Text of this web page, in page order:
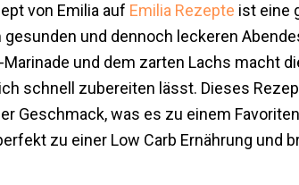
von Emilia auf Emilia Rezepte ist eine
und dennoch leckeren
und dem zarten Lachs macht
schnell zubereiten lässt. Dieses
Geschmack, was es zu einem
zu einer Low Carb Ernährung und